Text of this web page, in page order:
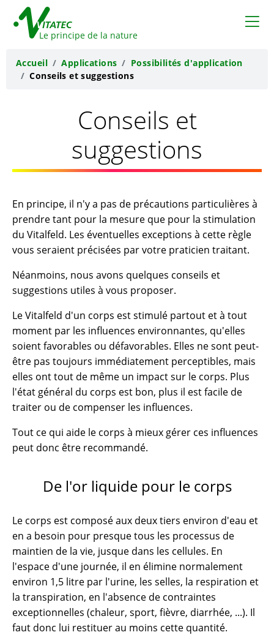
Le principe de la nature
Accueil Applications
Possibilités d'application
Conseils et suggestions
Conseils et
suggestions
En principe, il n'y a pas de précautions particulières à
prendre tant pour la mesure que pour la stimulation
du Vitalfeld. Les éventuelles exceptions à cette règle
vous seraient précisées par votre praticien traitant.
Néanmoins, nous avons quelques conseils et
suggestions utiles à vous proposer.
Le Vitalfeld d'un corps est stimulé partout et à tout
moment par les influences environnantes, qu'elles
soient favorables ou défavorables. Elles ne sont peut-
être pas toujours immédiatement perceptibles, mais
elles ont tout de même un impact sur le corps. Plus
l'état général du corps est bon, plus il est facile de
traiter ou de compenser les influences.
Tout ce qui aide le corps à mieux gérer ces influences
peut donc être recommandé.
De l'or liquide pour le corps
Le corps est composé aux deux tiers environ d'eau et
en a besoin pour presque tous les processus de
maintien de la vie, jusque dans les cellules. En
l'espace d'une journée, il en élimine normalement
environ 1,5 litre par l'urine, les selles, la respiration et
la transpiration, en l'absence de contraintes
exceptionnelles (chaleur, sport, fièvre, diarrhée, ...). Il
faut donc lui restituer au moins cette quantité.